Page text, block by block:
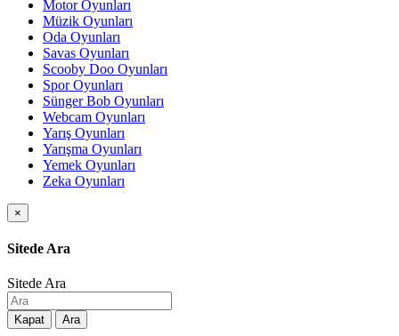
Motor Oyunları
Müzik Oyunları
Oda Oyunları
Savas Oyunları
Scooby Doo Oyunları
Spor Oyunları
Sünger Bob Oyunları
Webcam Oyunları
Yarış Oyunları
Yarışma Oyunları
Yemek Oyunları
Zeka Oyunları
×
Sitede Ara
Sitede Ara
Kapat Ara